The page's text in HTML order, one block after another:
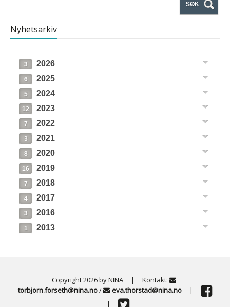
SØK
Nyhetsarkiv
3 2026
6 2025
5 2024
12 2023
7 2022
3 2021
8 2020
16 2019
7 2018
4 2017
3 2016
1 2013
Copyright 2026 by NINA |
Kontakt:
torbjorn.forseth@nina.no/ eva.thorstad@nina.no
|
|